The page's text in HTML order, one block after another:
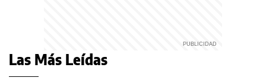
Las Más Leídas